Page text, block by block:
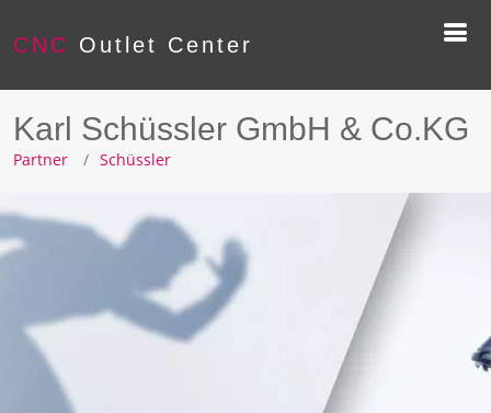
CNC Outlet Center
Karl Schüssler GmbH & Co.KG
Partner Schüssler